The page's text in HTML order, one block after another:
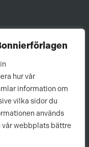
hur vår
information om
vilka sidor du
används
vår webbplats bättre